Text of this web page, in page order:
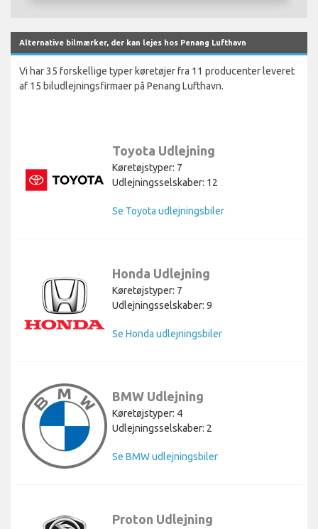
Alternative bilmærker, der kan lejes hos Penang Lufthavn
Vi har 35 forskellige typer køretøjer fra 11 producenter leveret
af 15 biludlejningsfirmaer på Penang Lufthavn.
Toyota Udlejning
Køretøjstyper: 7
Udlejningsselskaber: 12
Se Toyota udlejningsbiler
Honda Udlejning
Køretøjstyper: 7
Udlejningsselskaber: 9
Se Honda udlejningsbiler
BMW Udlejning
Køretøjstyper: 4
Udlejningsselskaber: 2
Se BMW udlejningsbiler
Proton Udlejning